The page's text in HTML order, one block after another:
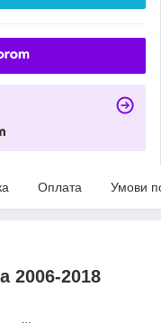
Оплата Умови
2006-2018